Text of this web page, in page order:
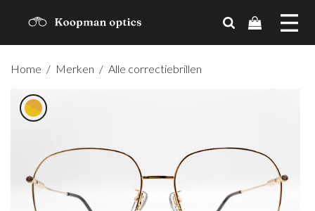
MERKEN
TRENDS
OVER ONS
CONTACT
Home / Merken / Alle correctiebrillen